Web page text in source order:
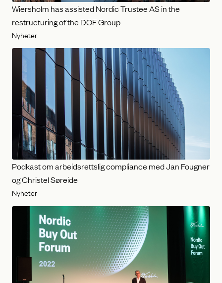
Wiersholm has assisted Nordic Trustee AS in the
restructuring of the DOF Group
Nyheter
Podkast om arbeidsrettslig compliance med Jan Fougner
og Christel Søreide
Nyheter